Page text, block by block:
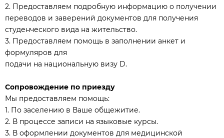
2. Предоставляем подробную информацию о получении
переводов и заверений документов для получения
студенческого вида на жительство.
3. Предоставляем помощь в заполнении анкет и
формуляров для
подачи на национальную визу D.
Сопровождение по приезду
Мы предоставляем помощь:
1. По заселению в Ваше общежитие.
2. В процессе записи на языковые курсы.
3. В оформлении документов для медицинской